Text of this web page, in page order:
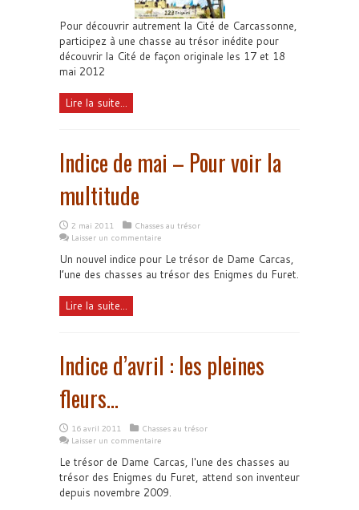
Pour découvrir autrement la Cité de Carcassonne,
participez à une chasse au trésor inédite pour
découvrir la Cité de façon originale les 17 et 18
mai 2012
Lire la suite...
Indice de mai – Pour voir la
multitude
2 mai 2011
Chasses au trésor
Laisser un commentaire
Un nouvel indice pour Le trésor de Dame Carcas,
l’une des chasses au trésor des Enigmes du Furet.
Lire la suite...
Indice d’avril : les pleines
fleurs…
16 avril 2011
Chasses au trésor
Laisser un commentaire
Le trésor de Dame Carcas, l'une des chasses au
trésor des Enigmes du Furet, attend son inventeur
depuis novembre 2009.